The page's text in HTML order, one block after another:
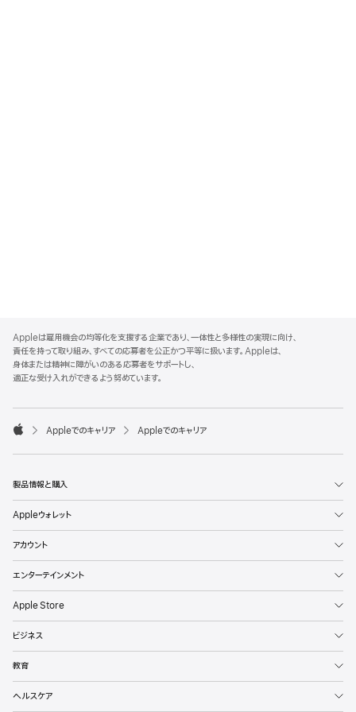
p
p
l
e
o
t
Appleは雇用機会の均等化を支援する企業であり、一体性と多様性の実現に向け、
責任を持って取り組み、すべての応募者を公正かつ平等に扱います。Appleは、
身体または精神に障がいのある応募者をサポートし、
適正な受け入れができるよう努めています。

p
l
Appleでのキャリア Appleでのキャリア
製品情報と購入
Appleウォレット
アカウント
エンターテインメント
Apple Store
ビジネス
教育
ヘルスケア